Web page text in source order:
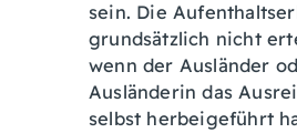
sein. Die
grundsätzlich nicht
wenn der Ausländer
Ausländerin das
selbst herbeigeführt